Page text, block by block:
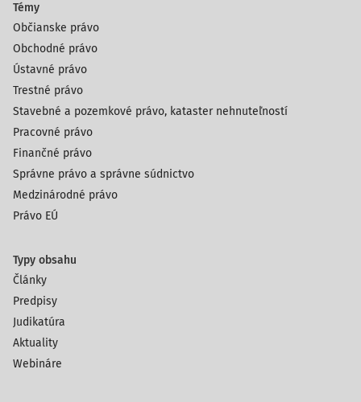
Témy
Občianske právo
Obchodné právo
Ústavné právo
Trestné právo
Stavebné a pozemkové právo, kataster nehnuteľností
Pracovné právo
Finančné právo
Správne právo a správne súdnictvo
Medzinárodné právo
Právo EÚ
Typy obsahu
Články
Predpisy
Judikatúra
Aktuality
Webináre